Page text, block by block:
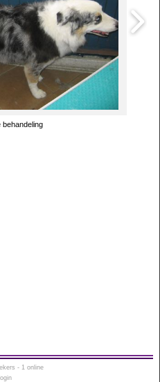
behandeling
- 1 online
login